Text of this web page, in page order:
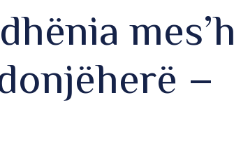
mes’h
–